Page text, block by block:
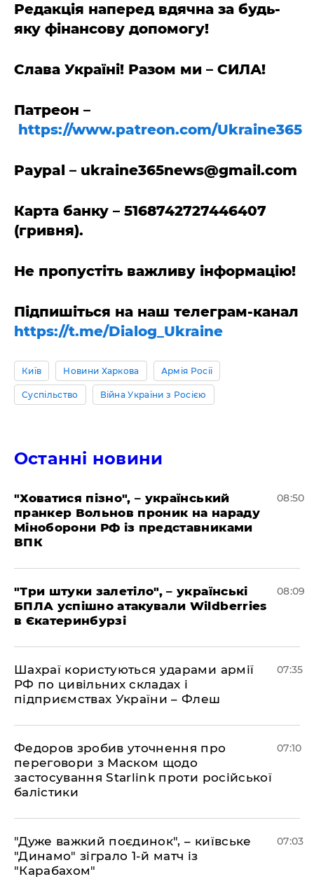
Редакція наперед вдячна за будь-
яку фінансову допомогу!
Слава Україні! Разом ми – СИЛА!
Патреон –
https://www.patreon.com/Ukraine365
Paypal – ukraine365news@gmail.com
Карта банку – 5168742727446407
(гривня).
Не пропустіть важливу інформацію!
Підпишіться на наш телеграм-канал
https://t.me/Dialog_Ukraine
Київ Новини Харкова Армія Росії
Суспільство Війна України з Росією
Останні новини
"Ховатися пізно", – український
пранкер Вольнов проник на нараду
Міноборони РФ із представниками
ВПК
08:50
"Три штуки залетіло", – українські
БПЛА успішно атакували Wildberries
в Єкатеринбурзі
08:09
Шахраї користуються ударами армії
РФ по цивільних складах і
підприємствах України – Флеш
07:35
Федоров зробив уточнення про
переговори з Маском щодо
застосування Starlink проти російської
балістики
07:10
"Дуже важкий поєдинок", – київське
"Динамо" зіграло 1-й матч із
"Карабахом"
07:03